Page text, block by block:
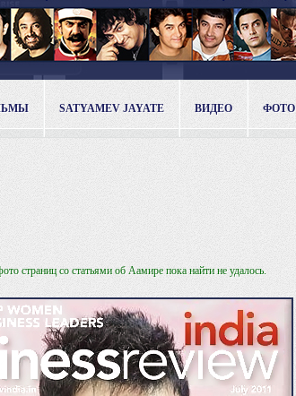
SATYAMEV JAYATE ВИДЕО ФОТО
страниц со статьями об Аамире пока найти не удалось.